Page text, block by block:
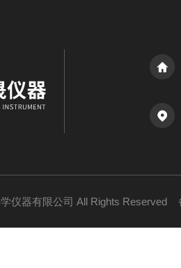
仪器有限公司 All Rights Reserved